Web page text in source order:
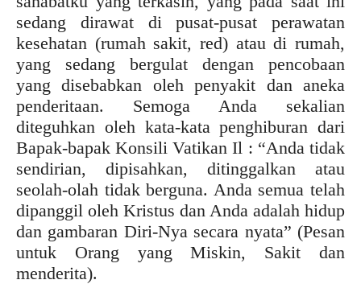
sedang dirawat di pusat-pusat perawatan
kesehatan (rumah sakit, red) atau di rumah,
yang sedang bergulat dengan pencobaan
yang disebabkan oleh penyakit dan aneka
penderitaan. Semoga Anda sekalian
diteguhkan oleh kata-kata penghiburan dari
Bapak-bapak Konsili Vatikan Il : “Anda tidak
sendirian, dipisahkan, ditinggalkan atau
seolah-olah tidak berguna. Anda semua telah
dipanggil oleh Kristus dan Anda adalah hidup
dan gambaran Diri-Nya secara nyata” (Pesan
untuk Orang yang Miskin, Sakit dan
menderita).